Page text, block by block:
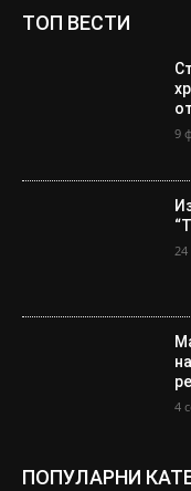
ТОП ВЕСТИ
9
4
ПОПУЛАРНИ